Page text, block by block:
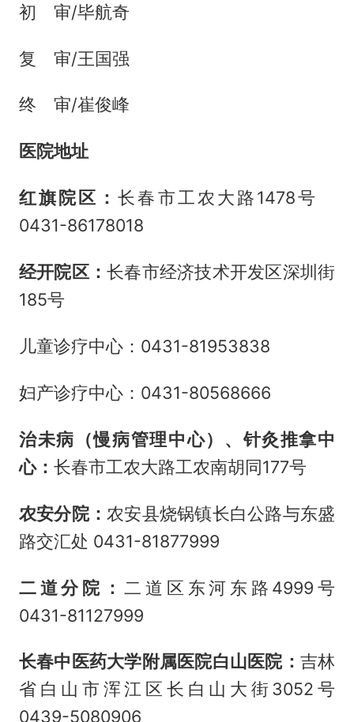
初 审/毕航奇
复 审/王国强
终 审/崔俊峰
医院地址
红旗院区：长春市工农大路1478号
0431-86178018
经开院区：长春市经济技术开发区深圳街
185号
儿童诊疗中心：0431-81953838
妇产诊疗中心：0431-80568666
治未病（慢病管理中心）、针灸推拿中
心： 长春市工农大路工农南胡同177号
农安分院：农安县烧锅镇长白公路与东盛
路交汇处 0431-81877999
二道分院：二道区东河东路4999号
0431-81127999
长春中医药大学附属医院白山医院： 吉林
省白山市浑江区长白山大街3052号
0439-5080906